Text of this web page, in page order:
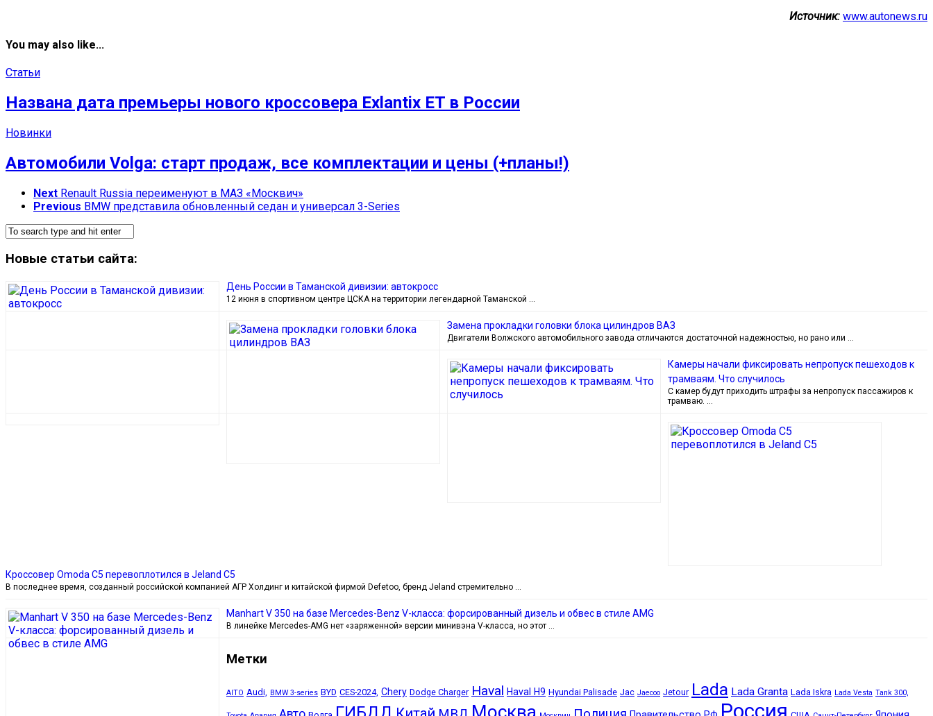
Источник: www.autonews.ru
You may also like...
Статьи
Названа дата премьеры нового кроссовера Exlantiх ET в России
Новинки
Автомобили Volga: старт продаж, все комплектации и цены (+планы!)
Next Renault Russia переименуют в МАЗ «Москвич»
Previous BMW представила обновленный седан и универсал 3-Series
Новые статьи сайта:
День России в Таманской дивизии: автокросс
12 июня в спортивном центре ЦСКА на территории легендарной Таманской …
Замена прокладки головки блока цилиндров ВАЗ
Двигатели Волжского автомобильного завода отличаются достаточной надежностью, но рано или …
Камеры начали фиксировать непропуск пешеходов к
трамваям. Что случилось
С камер будут приходить штрафы за непропуск пассажиров к
трамваю. …
Кроссовер Omoda C5 перевоплотился в Jeland C5
В последнее время, созданный российской компанией АГР Холдинг и китайской фирмой Defetoo, бренд Jeland стремительно …
Manhart V 350 на базе Mercedes-Benz V-класса: форсированный дизель и обвес в стиле AMG
В линейке Mercedes-AMG нет «заряженной» версии минивэна V-класса, но этот …
Метки
AITO Audi, BMW 3-series BYD CES-2024, Chery Dodge Charger Haval Haval H9 Hyundai Palisade Jac Jaecoo Jetour Lada Lada Granta Lada Iskra Lada Vesta Tank 300,